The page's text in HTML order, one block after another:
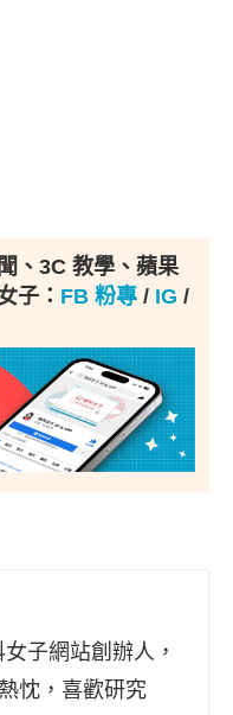
、3C 教學、蘋果
子： FB 粉專 / IG /
子網站創辦人，
忱，喜歡研究